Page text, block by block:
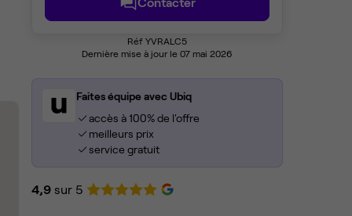
Réf YVRALC5
Dernière mise à jour le 07 mai 2026
Faites équipe avec Ubiq
accès à 100% de l'offre
meilleurs prix
service gratuit
4,9 sur 5